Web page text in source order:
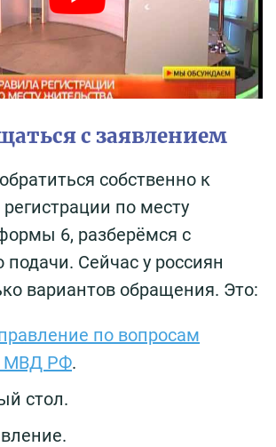
с заявлением
собственно к
по месту
6, разберёмся с
подачи. Сейчас у россиян
вариантов обращения. Это:
по вопросам
МВД РФ.
стол.